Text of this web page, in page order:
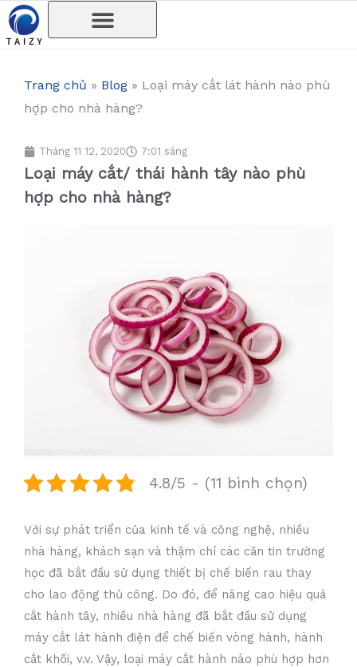
Nhảy
tới
dungTrang chủ » Blog » Loại máy cắt lát hành nào phù
hợp cho nhà hàng?
Tháng 11 12, 2020 7:01 sáng
Loại máy cắt/ thái hành tây nào phù
hợp cho nhà hàng?
4.8/5 - (11 bình chọn)
Với sự phát triển của kinh tế và công nghệ, nhiều
nhà hàng, khách sạn và thậm chí các căn tin trường
học đã bắt đầu sử dụng thiết bị chế biến rau thay
cho lao động thủ công. Do đó, để nâng cao hiệu quả
cắt hành tây, nhiều nhà hàng đã bắt đầu sử dụng
máy cắt lát hành điện để chế biến vòng hành, hành
cắt khối, v.v. Vậy, loại máy cắt hành nào phù hợp hơn